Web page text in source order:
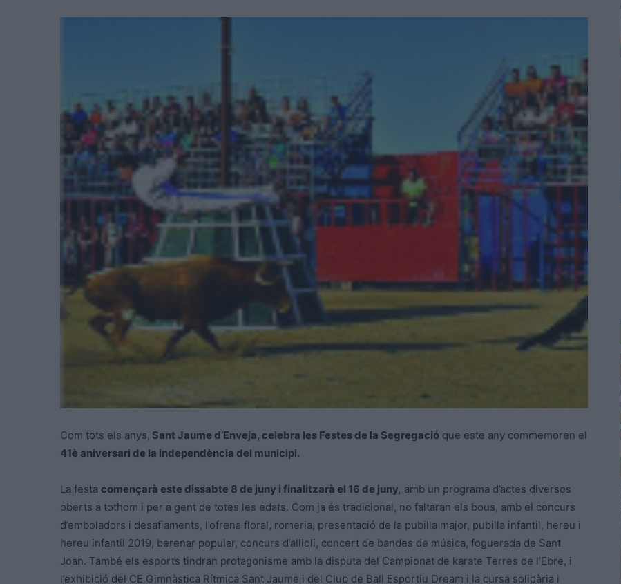
Com tots els anys, Sant Jaume d’Enveja, celebra les Festes de la Segregació que este any commemoren el
41è aniversari de la independència del municipi.
La festa començarà este dissabte 8 de juny i finalitzarà el 16 de juny, amb un programa d’actes diversos
oberts a tothom i per a gent de totes les edats. Com ja és tradicional, no faltaran els bous, amb el concurs
d’emboladors i desafiaments, l’ofrena floral, romeria, presentació de la pubilla major, pubilla infantil, hereu i
hereu infantil 2019, berenar popular, concurs d’allioli, concert de bandes de música, foguerada de Sant
Joan. També els esports tindran protagonisme amb la disputa del Campionat de karate Terres de l’Ebre, i
l’exhibició del CE Gimnàstica Rítmica Sant Jaume i del Club de Ball Esportiu Dream i la cursa solidària i